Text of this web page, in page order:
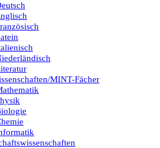
MINT-Fächer